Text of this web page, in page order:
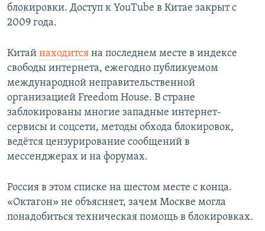
блокировки. Доступ к YouTube в Китае закрыт с
2009 года.
Китай находится на последнем месте в индексе
свободы интернета, ежегодно публикуемом
международной неправительственной
организацией Freedom House. В стране
заблокированы многие западные интернет-
сервисы и соцсети, методы обхода блокировок,
ведётся цензурирование сообщений в
мессенджерах и на форумах.
Россия в этом списке на шестом месте с конца.
«Октагон» не объясняет, зачем Москве могла
понадобиться техническая помощь в блокировках.